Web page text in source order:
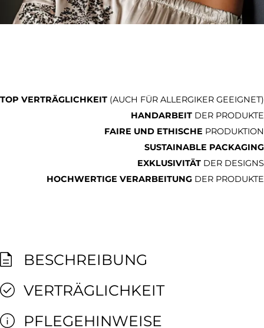
TOP VERTRÄGLICHKEIT (AUCH FÜR ALLERGIKER GEEIGNET)
HANDARBEIT DER PRODUKTE
FAIRE UND ETHISCHE PRODUKTION
SUSTAINABLE PACKAGING
EXKLUSIVITÄT DER DESIGNS
HOCHWERTIGE VERARBEITUNG DER PRODUKTE
BESCHREIBUNG
VERTRÄGLICHKEIT
PFLEGEHINWEISE